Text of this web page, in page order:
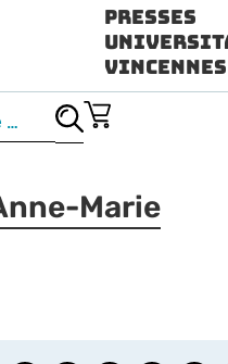
Presses
Vincennes
Marie